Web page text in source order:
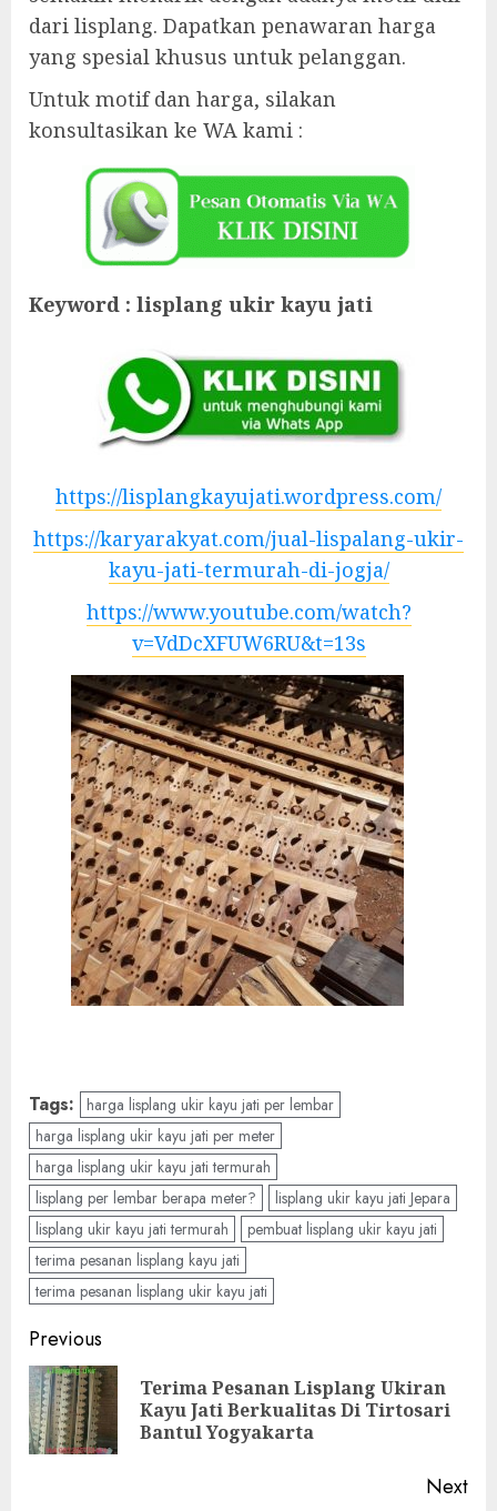
dari lisplang. Dapatkan penawaran harga
yang spesial khusus untuk pelanggan.
Untuk motif dan harga, silakan
konsultasikan ke WA kami :
Keyword : lisplang ukir kayu jati
https://lisplangkayujati.wordpress.com/
https://karyarakyat.com/jual-lispalang-ukir-
kayu-jati-termurah-di-jogja/
https://www.youtube.com/watch?
v=VdDcXFUW6RU&t=13s
Tags: harga lisplang ukir kayu jati per lembar
harga lisplang ukir kayu jati per meter
harga lisplang ukir kayu jati termurah
lisplang per lembar berapa meter?
lisplang ukir kayu jati Jepara
lisplang ukir kayu jati termurah
pembuat lisplang ukir kayu jati
terima pesanan lisplang kayu jati
terima pesanan lisplang ukir kayu jati
Previous
Terima Pesanan Lisplang Ukiran
Kayu Jati Berkualitas Di Tirtosari
Bantul Yogyakarta
Next